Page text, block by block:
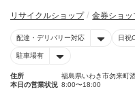
リサイクルショップ 金券ショ
配達・デリバリー対応 日祝
駐車場有
住所
福島県いわき市勿来町
本日の営業状況 8:00〜18:00